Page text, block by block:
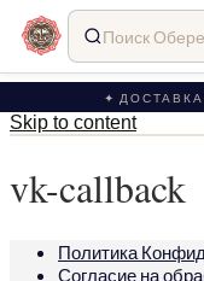
✦
Skip to content
vk-callback
Политика
Согласие на
Поиск